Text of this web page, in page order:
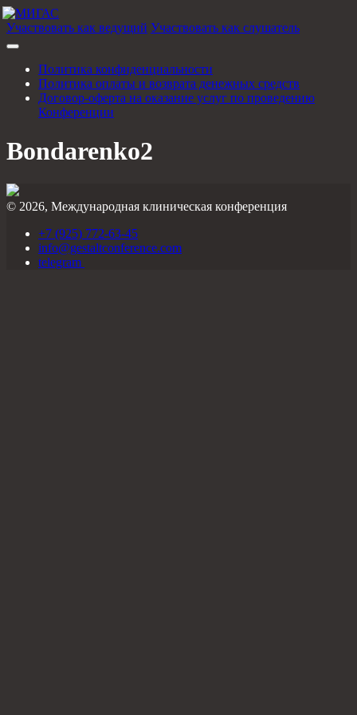
Участвовать как ведущий Участвовать как слушатель
Политика конфиденциальности
Политика оплаты и возврата денежных средств
Договор-оферта на оказание услуг по проведению
Конференции
Bondarenko2
© 2026, Международная клиническая конференция
+7 (925) 772-63-45
info@gestaltconference.com
telegram